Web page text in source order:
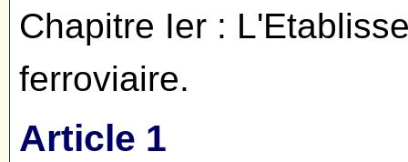
Chapitre Ier :
ferroviaire.
Article 1